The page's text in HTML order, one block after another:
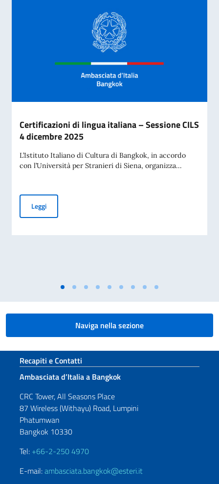
Certificazioni di lingua italiana – Sessione CILS
4 dicembre 2025
L’Istituto Italiano di Cultura di Bangkok, in accordo
con l’Università per Stranieri di Siena, organizza...
LeggiCertificazioni di lingua italiana – Sessione CILS 4 dicembre
Naviga nella sezione
Sezione footer
Recapiti e Contatti
Ambasciata d’Italia a Bangkok
CRC Tower, All Seasons Place
87 Wireless (Withayu) Road, Lumpini
Phatumwan
Bangkok 10330
Tel: +66-2-250 4970
E-mail:ambasciata.bangkok@esteri.it